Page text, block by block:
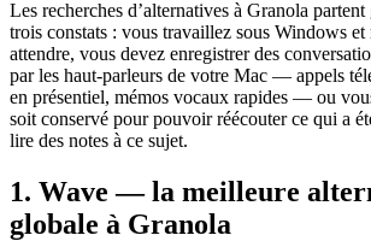
Les recherches d’alternatives à Granola partent
trois constats : vous travaillez sous Windows et
attendre, vous devez enregistrer des
par les haut-parleurs de votre Mac — appels
en présentiel, mémos vocaux rapides — ou
soit conservé pour pouvoir réécouter ce qui a
lire des notes à ce sujet.
1. Wave — la meilleure
globale à Granola